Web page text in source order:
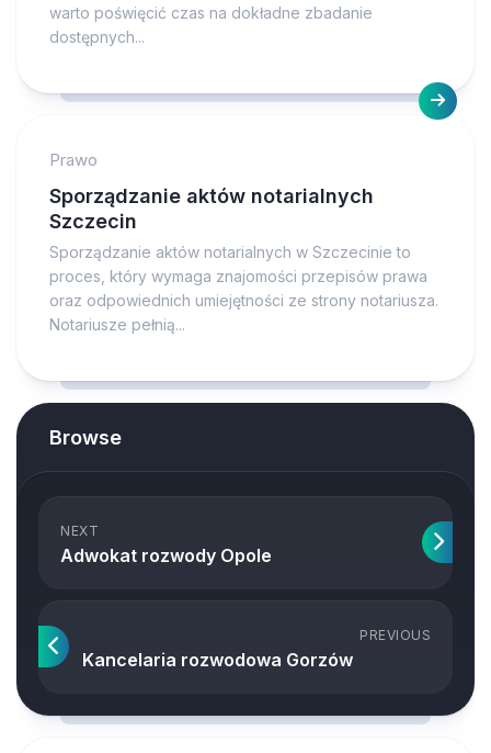
warto poświęcić czas na dokładne zbadanie
dostępnych...
Prawo
Sporządzanie aktów notarialnych
Szczecin
Sporządzanie aktów notarialnych w Szczecinie to
proces, który wymaga znajomości przepisów prawa
oraz odpowiednich umiejętności ze strony notariusza.
Notariusze pełnią...
Browse
NEXT
Adwokat rozwody Opole
PREVIOUS
Kancelaria rozwodowa Gorzów